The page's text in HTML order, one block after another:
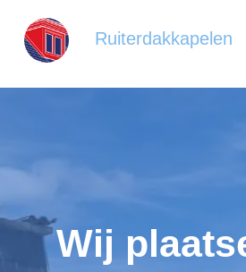
Ruiterdakkapelen
Wij